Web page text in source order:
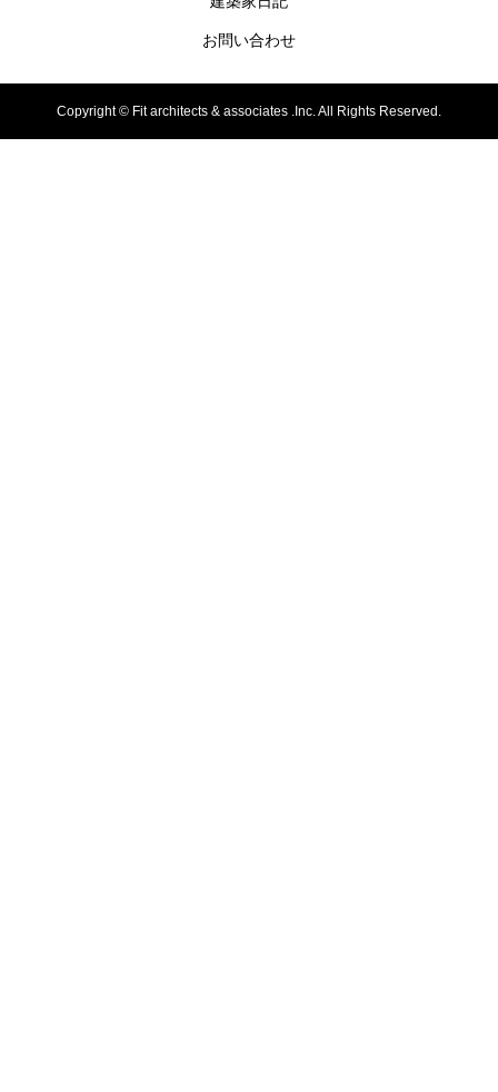
お問い合わせ
Copyright © Fit architects & associates .Inc. All Rights Reserved.